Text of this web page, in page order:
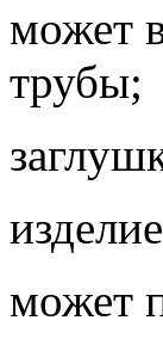
может
трубы;
может